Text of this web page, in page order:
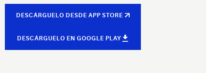
DESCÁRGUELO DESDE APP STORE
DESCÁRGUELO EN GOOGLE PLAY